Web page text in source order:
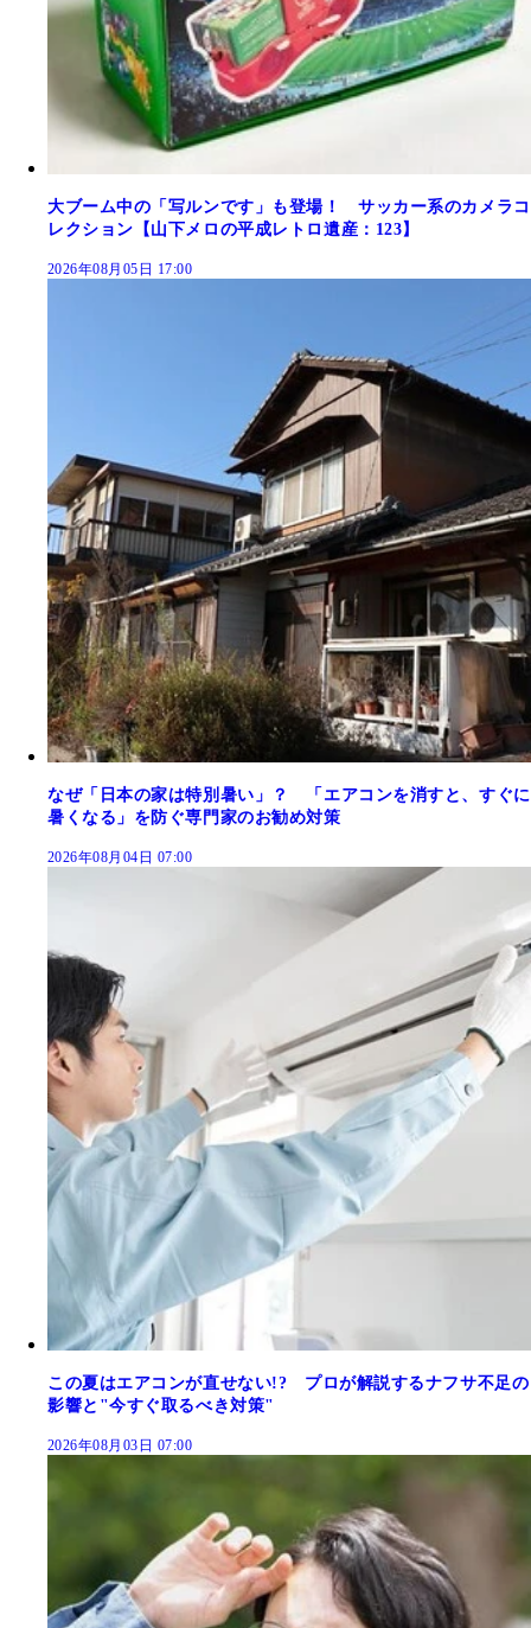
大ブーム中の「写ルンです」も登場！ サッカー系のカメラコ
レクション【山下メロの平成レトロ遺産：123】
2026年08月05日 17:00
なぜ「日本の家は特別暑い」？ 「エアコンを消すと、すぐに
暑くなる」を防ぐ専門家のお勧め対策
2026年08月04日 07:00
この夏はエアコンが直せない!? プロが解説するナフサ不足の
影響と"今すぐ取るべき対策"
2026年08月03日 07:00